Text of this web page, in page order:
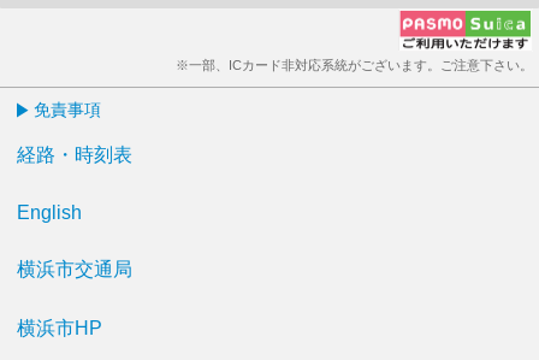
※一部、ICカード非対応系統がございます。ご注意下さい。
免責事項
経路・時刻表
English
横浜市交通局
横浜市HP